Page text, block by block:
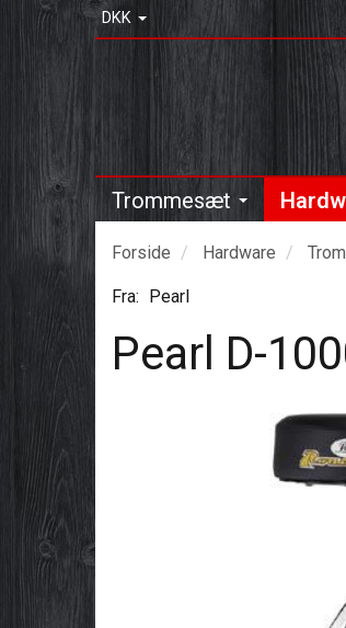
DKK
Trommesæt
Forside Hardware
Fra: Pearl
Pearl D-